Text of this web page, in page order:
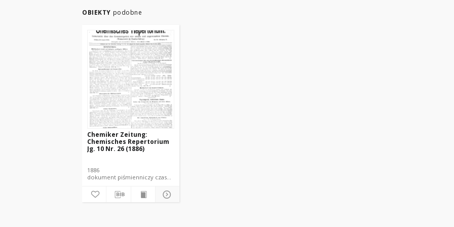
OBIEKTY podobne
Chemiker Zeitung:
Chemisches Repertorium
Jg. 10 Nr. 26 (1886)
1886
dokument piśmienniczy czasopismo